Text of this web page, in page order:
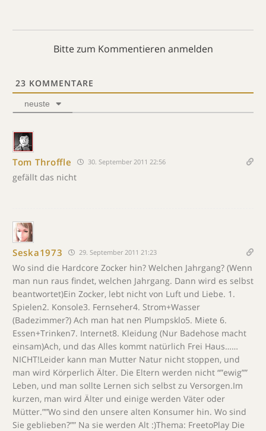
Bitte zum Kommentieren anmelden
23 KOMMENTARE
neuste
Tom Throffle 30. September 2011 22:56
gefällt das nicht
Seska1973 29. September 2011 21:23
Wo sind die Hardcore Zocker hin? Welchen Jahrgang? (Wenn
man nun raus findet, welchen Jahrgang. Dann wird es selbst
beantwortet)Ein Zocker, lebt nicht von Luft und Liebe. 1.
Spielen2. Konsole3. Fernseher4. Strom+Wasser
(Badezimmer?) Ach man hat nen Plumpsklo5. Miete 6.
Essen+Trinken7. Internet8. Kleidung (Nur Badehose macht
einsam)Ach, und das Alles kommt natürlich Frei Haus……
NICHT!Leider kann man Mutter Natur nicht stoppen, und
man wird Körperlich Älter. Die Eltern werden nicht “”ewig””
Leben, und man sollte Lernen sich selbst zu Versorgen.Im
kurzen, man wird Älter und einige werden Väter oder
Mütter.””Wo sind den unsere alten Konsumer hin. Wo sind
Sie geblieben?”” Na sie werden Alt :)Thema: FreetoPlay Die